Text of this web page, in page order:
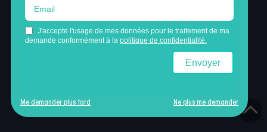
Légal
Mentions légales
Politique de confidentialité
Me demander plus tard Ne plus me demander